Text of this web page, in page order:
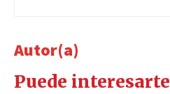
Autor(a)
Puede interesarte